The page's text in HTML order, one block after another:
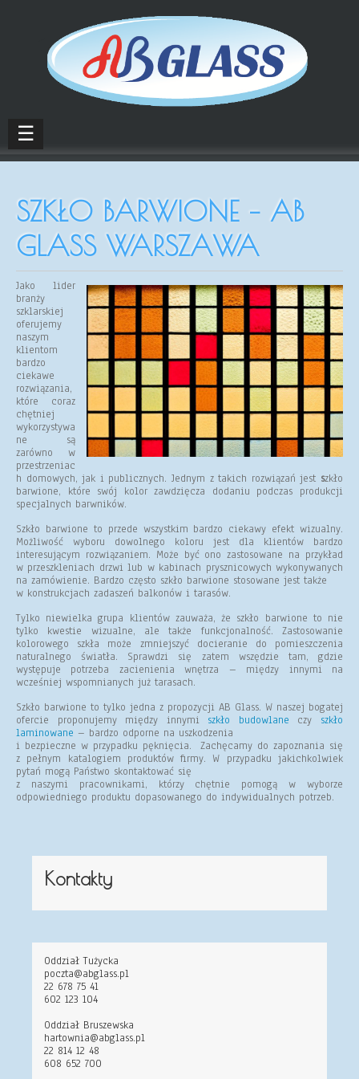
☰
SZKŁO BARWIONE – AB
GLASS WARSZAWA
Jako lider
branży
szklarskiej
oferujemy
naszym
klientom
bardzo
ciekawe
rozwiązania,
które coraz
chętniej
wykorzystywa
ne są
zarówno w
przestrzeniac
h domowych, jak i publicznych. Jednym z takich rozwiązań jest szkło
barwione, które swój kolor zawdzięcza dodaniu podczas produkcji
specjalnych barwników.
Szkło barwione to przede wszystkim bardzo ciekawy efekt wizualny.
Możliwość wyboru dowolnego koloru jest dla klientów bardzo
interesującym rozwiązaniem. Może być ono zastosowane na przykład
w przeszkleniach drzwi lub w kabinach prysznicowych wykonywanych
na zamówienie. Bardzo często szkło barwione stosowane jest także
w konstrukcjach zadaszeń balkonów i tarasów.
Tylko niewielka grupa klientów zauważa, że szkło barwione to nie
tylko kwestie wizualne, ale także funkcjonalność. Zastosowanie
kolorowego szkła może zmniejszyć docieranie do pomieszczenia
naturalnego światła. Sprawdzi się zatem wszędzie tam, gdzie
występuje potrzeba zacienienia wnętrza – między innymi na
wcześniej wspomnianych już tarasach.
Szkło barwione to tylko jedna z propozycji AB Glass. W naszej bogatej
ofercie proponujemy między innymi szkło budowlane czy szkło
laminowane – bardzo odporne na uszkodzenia
i bezpieczne w przypadku pęknięcia. Zachęcamy do zapoznania się
z pełnym katalogiem produktów firmy. W przypadku jakichkolwiek
pytań mogą Państwo skontaktować się
z naszymi pracownikami, którzy chętnie pomogą w wyborze
odpowiedniego produktu dopasowanego do indywidualnych potrzeb.
Kontakty
Oddział Tużycka
poczta@abglass.pl
22 678 75 41
602 123 104
Oddział Bruszewska
hartownia@abglass.pl
22 814 12 48
608 652 700